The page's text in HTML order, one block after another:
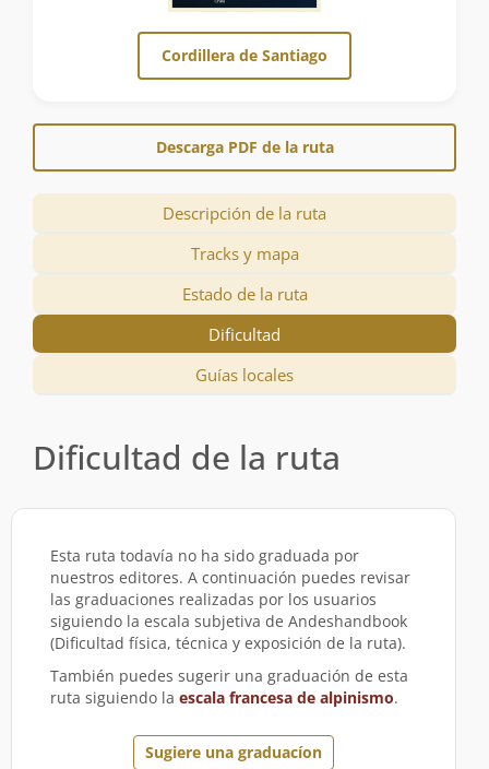
Cordillera de Santiago
Descarga PDF de la ruta
Descripción de la ruta
Tracks y mapa
Estado de la ruta
Dificultad
Guías locales
Dificultad de la ruta
Esta ruta todavía no ha sido graduada por
nuestros editores. A continuación puedes revisar
las graduaciones realizadas por los usuarios
siguiendo la escala subjetiva de Andeshandbook
(Dificultad física, técnica y exposición de la ruta).
También puedes sugerir una graduación de esta
ruta siguiendo la escala francesa de alpinismo.
Sugiere una graduacíon